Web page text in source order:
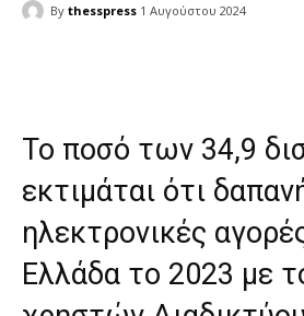
By thesspress 1 Αυγούστου 2024
Το ποσό των 34,9
εκτιμάται ότι
ηλεκτρονικές
Ελλάδα το 2023 με